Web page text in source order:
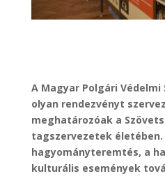
A Magyar Polgári
olyan rendezvényt
meghatározóak a
tagszervezetek életében.
hagyományteremtés, a
kulturális események